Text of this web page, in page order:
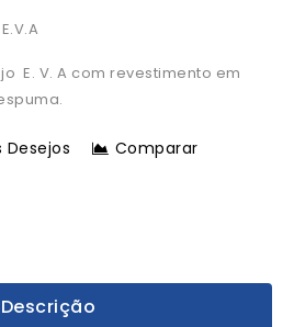
E. V. A com revestimento em
Desejos Comparar
Descrição